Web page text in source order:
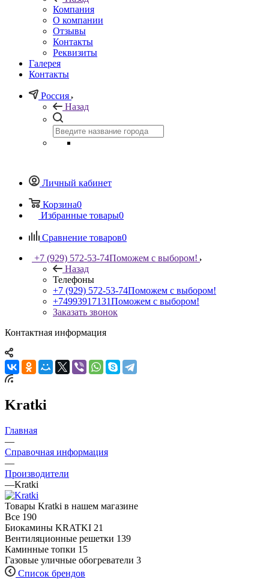
Компания
О компании
Отзывы
Контакты
Реквизиты
Галерея
Контакты
Россия
Назад
Личный кабинет
Корзина0
Избранные товары0
Сравнение товаров0
+7 (929) 572-53-74Поможем с выбором!
Назад
Телефоны
+7 (929) 572-53-74Поможем с выбором!
+74993917131Поможем с выбором!
Заказать звонок
Контактная информация
Kratki
Главная
—
Справочная информация
—
Производители
—Kratki
Товары Kratki в нашем магазине
Все 190
Биокамины KRATKI 21
Вентиляционные решетки 139
Каминные топки 15
Газовые уличные обогреватели 3
Список брендов